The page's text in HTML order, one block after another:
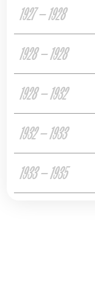
1927 — 1928
1928 — 1928
1928 — 1932
1932 — 1933
1933 — 1935